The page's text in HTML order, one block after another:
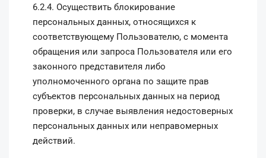
6.2.4. Осуществить блокирование
персональных данных, относящихся к
соответствующему Пользователю, с момента
обращения или запроса Пользователя или его
законного представителя либо
уполномоченного органа по защите прав
субъектов персональных данных на период
проверки, в случае выявления недостоверных
персональных данных или неправомерных
действий.